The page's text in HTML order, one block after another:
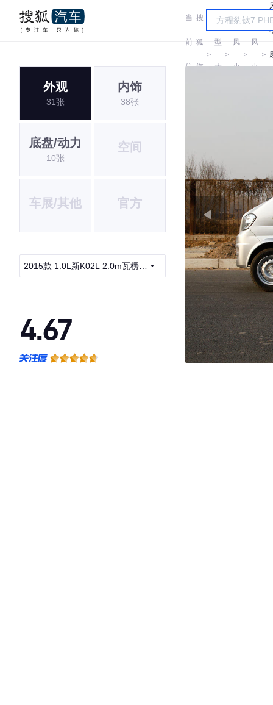
当
前
位
搜
狐
汽
＞
车
型
大
＞
东
风
小
＞
东
风
小
＞
外观
31张
内饰
38张
底盘/动力
10张
空间
车展/其他 官方
2015款 1.0L新K02L 2.0m瓦楞货
4.67